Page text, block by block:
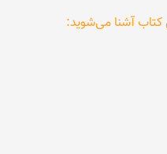
کتاب آشنا می‌شوید: